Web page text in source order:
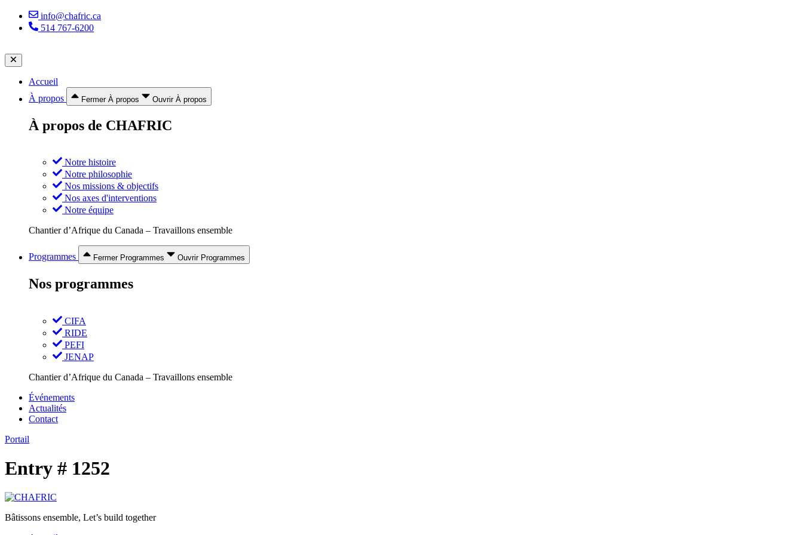
Aller
info@chafric.ca
514 767-6200
Accueil
À propos
Fermer À propos Ouvrir À propos
À propos de CHAFRIC
Notre histoire
Notre philosophie
Nos missions & objectifs
Nos axes d'interventions
Notre équipe
Chantier d’Afrique du Canada – Travaillons ensemble
Programmes Fermer Programmes Ouvrir Programmes
Nos programmes
CIFA
RIDE
PEFI
JENAP
Chantier d’Afrique du Canada – Travaillons ensemble
Événements
Actualités
Contact
Portail
Entry # 1252
Bâtissons ensemble, Let’s build together